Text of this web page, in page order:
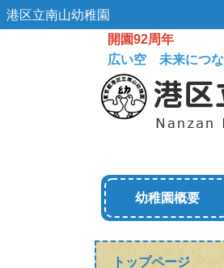
港区立南山幼稚園
開園92周年
広い空 未来につ
幼稚園概要
トップページ